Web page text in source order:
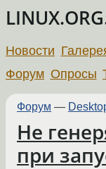
Новости
Форум Опросы
Форум —
Не
при